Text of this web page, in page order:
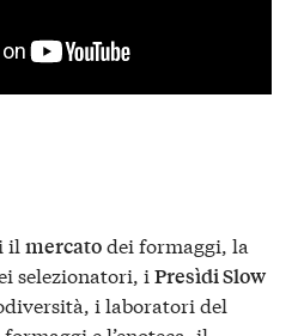
il mercatodei formaggi, la
selezionatori, i Presìdi Slow
i laboratori del